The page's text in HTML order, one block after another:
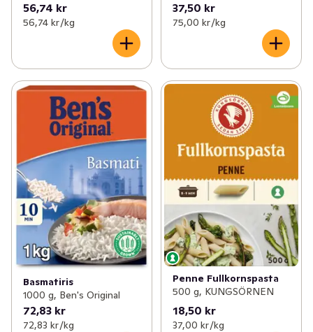
56,74 kr
56,74 kr /kg
37,50 kr
75,00 kr /kg
Basmatiris
1000 g, Ben's Original
72,83 kr
72,83 kr /kg
Penne Fullkornspasta
500 g, KUNGSÖRNEN
18,50 kr
37,00 kr /kg